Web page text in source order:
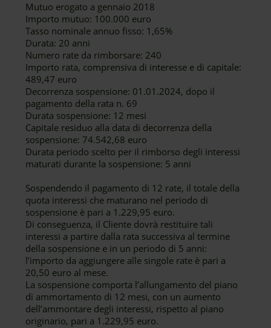
Mutuo erogato a gennaio 2018
Importo mutuo: 100.000 euro
Tasso nominale annuo fisso: 1,65%
Durata: 20 anni
Numero rate da rimborsare: 240
Importo rata, comprensiva di interesse e di capitale:
489,47 euro
Decorrenza sospensione: 01.01.2024, dopo il
pagamento della rata n. 69
Durata sospensione: 12 mesi
Capitale residuo alla data di decorrenza della
sospensione: 74.542,68 euro
Durata periodo scelto per il rimborso degli interessi
maturati durante la sospensione: 5 anni
Sospendendo il pagamento di 12 rate, il totale della
quota interessi che maturano nel periodo di
sospensione è pari a 1.229,95 euro.
Di conseguenza, il Cliente dovrà restituire tali
interessi a partire dalla rata successiva al termine
della sospensione e in un periodo di 5 anni:
l’importo da aggiungere alle singole rate è pari a
20,50 euro al mese.
La sospensione comporta l’allungamento del piano
di ammortamento di 12 mesi, con un aumento
dell’ammontare degli interessi, rispetto al piano
originario, pari a 1.229,95 euro.